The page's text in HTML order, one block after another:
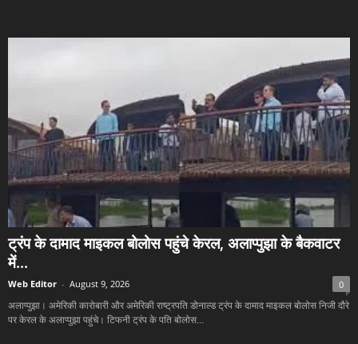
ट्रंप के दामाद माइकल बोलोस पहुंचे केरल, अलाप्पुझा के बैकवाटर
में...
Web Editor - August 9, 2026 0
अलाप्पुझा। अमेरिकी कारोबारी और अमेरिकी राष्ट्रपति डोनाल्ड ट्रंप के दामाद माइकल बोलोस निजी दौरे
पर केरल के अलाप्पुझा पहुंचे। टिफनी ट्रंप के पति बोलोस...